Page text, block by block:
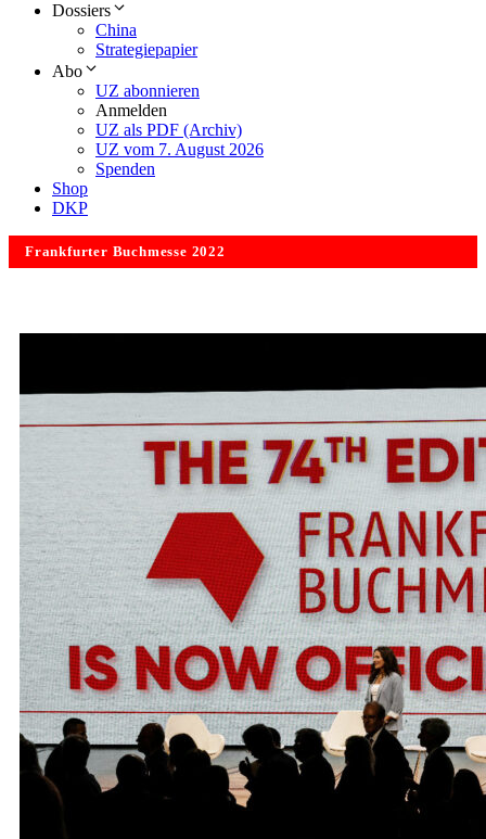
Dossiers
China
Strategiepapier
Abo
UZ abonnieren
Anmelden
UZ als PDF (Archiv)
UZ vom 7. August 2026
Spenden
Shop
DKP
Frankfurter Buchmesse 2022